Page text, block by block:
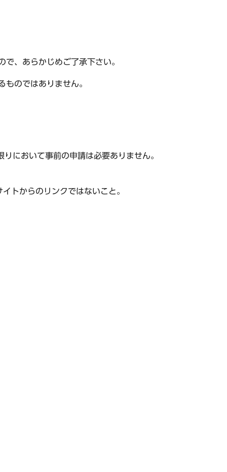
、あらかじめご了承下さい。
のではありません。
において事前の申請は必要ありません。
トからのリンクではないこと。